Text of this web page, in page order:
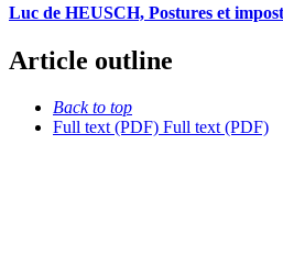
Luc de HEUSCH, Postures et
Article outline
Back to top
Full text (PDF) Full text (PDF)